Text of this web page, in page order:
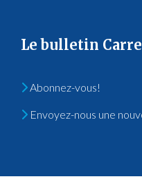
Le bulletin
Abonnez-vous!
Envoyez-nous une